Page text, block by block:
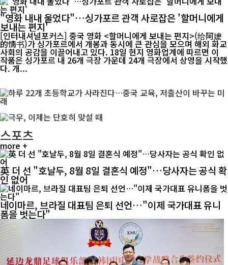
"영화 내내 울었다"…싱가포르 관객 사로잡은 '할머니에게
보내는 편지'
[인터내셔널포커스] 중국 영화 <할머니에게 보내는 편지>(给阿嬷
的情书)가 싱가포르에서 개봉과 동시에 큰 관심을 모으며 해외 화교
사회의 공감을 이끌어내고 있다. 18일 현지 영화업계에 따르면 이
작품은 싱가포르 내 26개 극장 가운데 24개 극장에서 상영을 시작했
다. 개...
스포츠
more +
英 더 선 "호날두, 8월 8일 결혼식 예정"…당사자는 공식 확
인 없어
네이마르, 브라질 대표팀 은퇴 선언…"이제 국가대표 유니
폼을 벗는다"